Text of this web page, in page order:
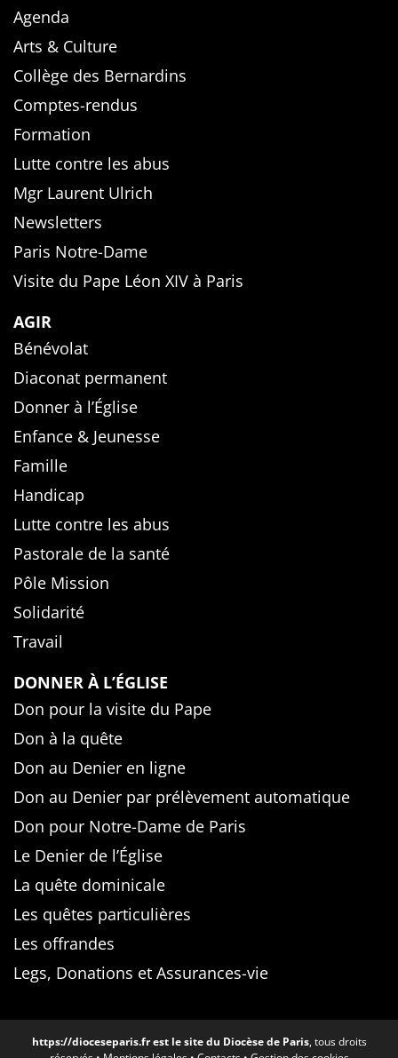
Agenda
Arts & Culture
Collège des Bernardins
Comptes-rendus
Formation
Lutte contre les abus
Mgr Laurent Ulrich
Newsletters
Paris Notre-Dame
Visite du Pape Léon XIV à Paris
AGIR
Bénévolat
Diaconat permanent
Donner à l’Église
Enfance & Jeunesse
Famille
Handicap
Lutte contre les abus
Pastorale de la santé
Pôle Mission
Solidarité
Travail
DONNER À L’ÉGLISE
Don pour la visite du Pape
Don à la quête
Don au Denier en ligne
Don au Denier par prélèvement automatique
Don pour Notre-Dame de Paris
Le Denier de l’Église
La quête dominicale
Les quêtes particulières
Les offrandes
Legs, Donations et Assurances-vie
https://dioceseparis.frest le site du Diocèse de Paris, tous droits